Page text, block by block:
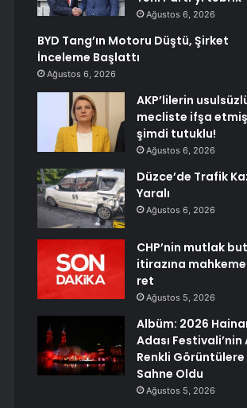
Ağustos 6, 2026
BYD Tang’ın Motoru Düştü, Şirket
İnceleme Başlattı
Ağustos 6, 2026
AKP’lilerin
mecliste ifşa
şimdi tutuklu!
Ağustos 6, 2026
Düzce’de Trafik
Yaralı
Ağustos 6, 2026
CHP’nin mutlak
itirazına
ret
Ağustos 5, 2026
Albüm: 2026
Adası Festivali’nin
Renkli Görüntülere
Sahne Oldu
Ağustos 5, 2026